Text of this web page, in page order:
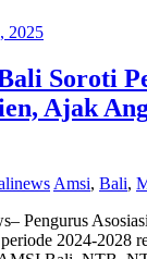
2025
Soroti
Ajak
Amsi, Bali,
Pengurus
2024-2028